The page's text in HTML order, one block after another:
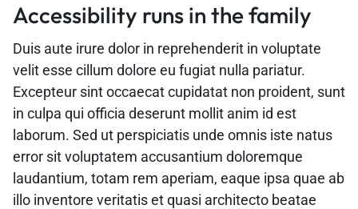
Accessibility runs in the family
Duis aute irure dolor in reprehenderit in voluptate
velit esse cillum dolore eu fugiat nulla pariatur.
Excepteur sint occaecat cupidatat non proident, sunt
in culpa qui officia deserunt mollit anim id est
laborum. Sed ut perspiciatis unde omnis iste natus
error sit voluptatem accusantium doloremque
laudantium, totam rem aperiam, eaque ipsa quae ab
illo inventore veritatis et quasi architecto beatae